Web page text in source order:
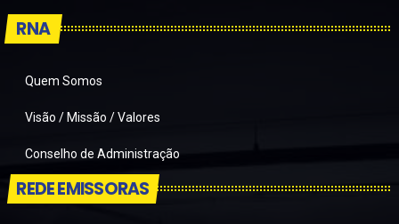
RNA
Quem Somos
Visão / Missão / Valores
Conselho de Administração
REDE EMISSORAS